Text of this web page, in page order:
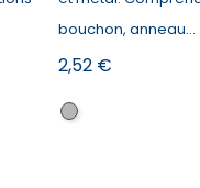
bouchon, anneau...
Prix
2,52 €
Argenté